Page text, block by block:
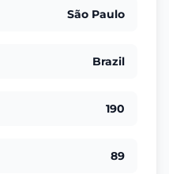
São Paulo
Brazil
190
89